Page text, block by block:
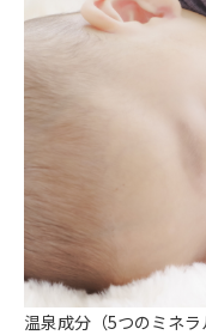
温泉成分（5つのミネ